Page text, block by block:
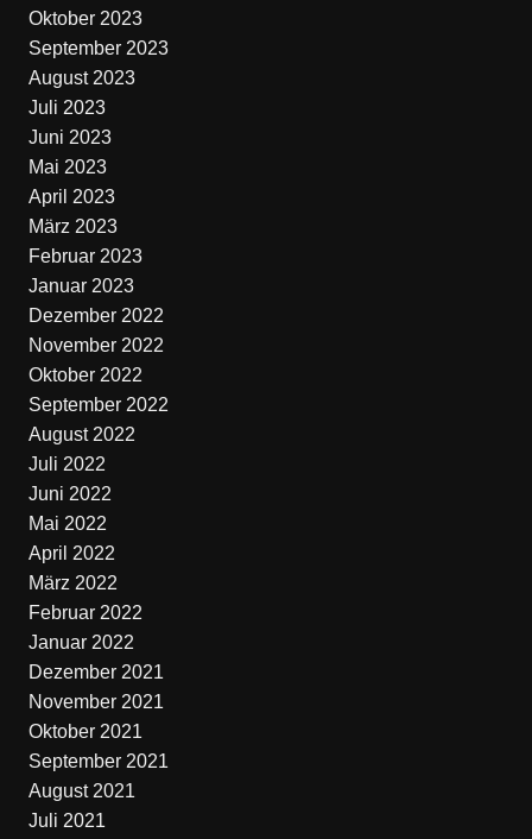
Oktober 2023
September 2023
August 2023
Juli 2023
Juni 2023
Mai 2023
April 2023
März 2023
Februar 2023
Januar 2023
Dezember 2022
November 2022
Oktober 2022
September 2022
August 2022
Juli 2022
Juni 2022
Mai 2022
April 2022
März 2022
Februar 2022
Januar 2022
Dezember 2021
November 2021
Oktober 2021
September 2021
August 2021
Juli 2021